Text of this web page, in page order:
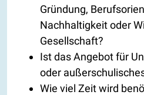
Gründung,
Nachhaltigkeit oder
Gesellschaft?
Ist das Angebot für
oder
Wie viel Zeit wird